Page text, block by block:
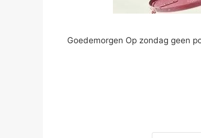
Goedemorgen Op zondag geen